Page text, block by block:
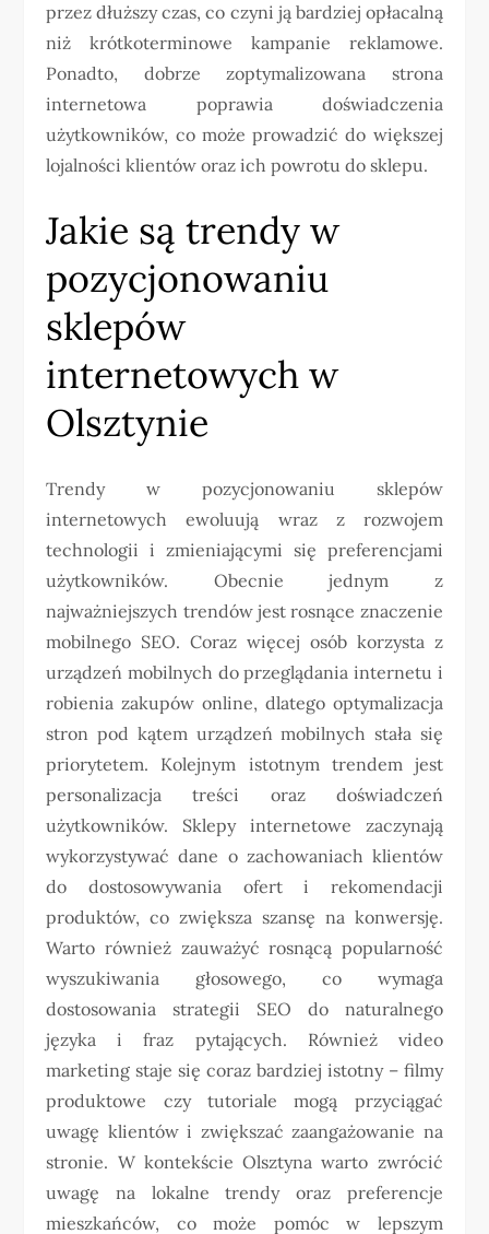
przez dłuższy czas, co czyni ją bardziej opłacalną
niż krótkoterminowe kampanie reklamowe.
Ponadto, dobrze zoptymalizowana strona
internetowa poprawia doświadczenia
użytkowników, co może prowadzić do większej
lojalności klientów oraz ich powrotu do sklepu.
Jakie są trendy w
pozycjonowaniu
sklepów
internetowych w
Olsztynie
Trendy w pozycjonowaniu sklepów
internetowych ewoluują wraz z rozwojem
technologii i zmieniającymi się preferencjami
użytkowników. Obecnie jednym z
najważniejszych trendów jest rosnące znaczenie
mobilnego SEO. Coraz więcej osób korzysta z
urządzeń mobilnych do przeglądania internetu i
robienia zakupów online, dlatego optymalizacja
stron pod kątem urządzeń mobilnych stała się
priorytetem. Kolejnym istotnym trendem jest
personalizacja treści oraz doświadczeń
użytkowników. Sklepy internetowe zaczynają
wykorzystywać dane o zachowaniach klientów
do dostosowywania ofert i rekomendacji
produktów, co zwiększa szansę na konwersję.
Warto również zauważyć rosnącą popularność
wyszukiwania głosowego, co wymaga
dostosowania strategii SEO do naturalnego
języka i fraz pytających. Również video
marketing staje się coraz bardziej istotny – filmy
produktowe czy tutoriale mogą przyciągać
uwagę klientów i zwiększać zaangażowanie na
stronie. W kontekście Olsztyna warto zwrócić
uwagę na lokalne trendy oraz preferencje
mieszkańców, co może pomóc w lepszym